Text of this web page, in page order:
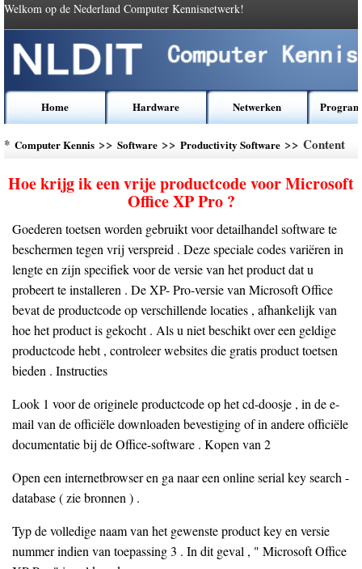
Welkom op de Nederland Computer Kennisnetwerk!
Home Hardware Netwerken
* Computer Kennis >> Software >> Productivity Software >> Content
Hoe krijg ik een vrije productcode voor Microsoft
Office XP Pro ?
Goederen toetsen worden gebruikt voor detailhandel software te
beschermen tegen vrij verspreid . Deze speciale codes variëren in
lengte en zijn specifiek voor de versie van het product dat u
probeert te installeren . De XP- Pro-versie van Microsoft Office
bevat de productcode op verschillende locaties , afhankelijk van
hoe het product is gekocht . Als u niet beschikt over een geldige
productcode hebt , controleer websites die gratis product toetsen
bieden . Instructies
Look 1 voor de originele productcode op het cd-doosje , in de e-
mail van de officiële downloaden bevestiging of in andere officiële
documentatie bij de Office-software . Kopen van 2
Open een internetbrowser en ga naar een online serial key search -
database ( zie bronnen ) .
Typ de volledige naam van het gewenste product key en versie
nummer indien van toepassing 3 . In dit geval , " Microsoft Office